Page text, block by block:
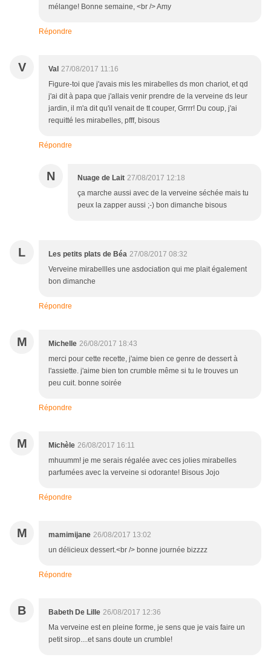
mélange! Bonne semaine, <br /> Amy
Répondre
V Val 27/08/2017 11:16
Figure-toi que j'avais mis les mirabelles ds mon chariot, et qd
j'ai dit à papa que j'allais venir prendre de la verveine ds leur
jardin, il m'a dit qu'il venait de tt couper, Grrrr! Du coup, j'ai
requitté les mirabelles, pfff, bisous
Répondre
N Nuage de Lait 27/08/2017 12:18
ça marche aussi avec de la verveine séchée mais tu
peux la zapper aussi ;-) bon dimanche bisous
L Les petits plats de Béa 27/08/2017 08:32
Verveine mirabellles une asdociation qui me plait également
bon dimanche
Répondre
M Michelle 26/08/2017 18:43
merci pour cette recette, j'aime bien ce genre de dessert à
l'assiette. j'aime bien ton crumble même si tu le trouves un
peu cuit. bonne soirée
Répondre
M Michèle 26/08/2017 16:11
mhuumm! je me serais régalée avec ces jolies mirabelles
parfumées avec la verveine si odorante! Bisous Jojo
Répondre
M mamimijane 26/08/2017 13:02
un délicieux dessert.<br /> bonne journée bizzzz
Répondre
B Babeth De Lille 26/08/2017 12:36
Ma verveine est en pleine forme, je sens que je vais faire un
petit sirop....et sans doute un crumble!